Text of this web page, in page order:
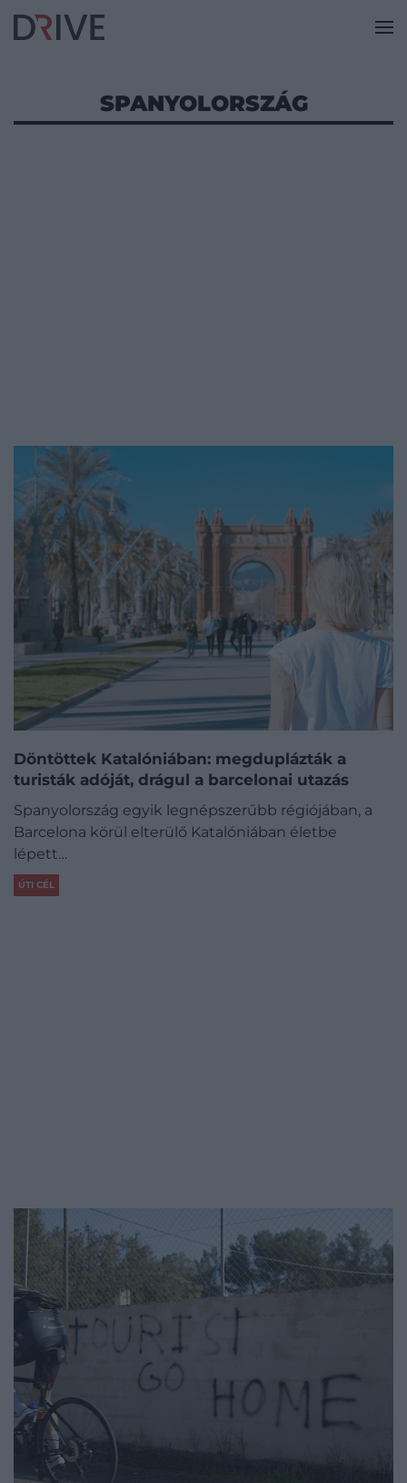
SPANYOLORSZÁG
Döntöttek Katalóniában: megduplázták a
turisták adóját, drágul a barcelonai utazás
Spanyolország egyik legnépszerűbb régiójában, a
Barcelona körül elterülő Katalóniában életbe
lépett…
ÚTI CÉL